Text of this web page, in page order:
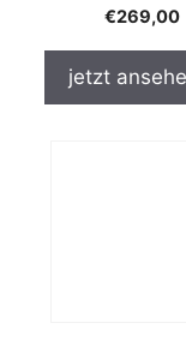
€269,00
jetzt